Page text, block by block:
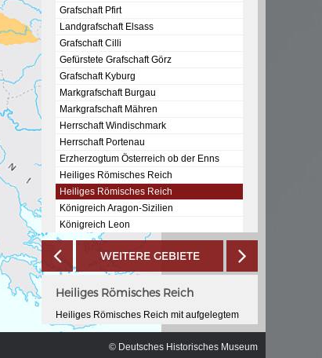
Grafschaft Pfirt
Landgrafschaft Elsass
Grafschaft Cilli
Gefürstete Grafschaft Görz
Grafschaft Kyburg
Markgrafschaft Burgau
Markgrafschaft Mähren
Herrschaft Windischmark
Herrschaft Portenau
Erzherzogtum Österreich ob der Enns
Heiliges Römisches Reich
Heiliges Römisches Reich
Königreich Aragon-Sizilien
Königreich Leon
Königreich Sizilien
Königreich Jerusalem
Königreich Mallorca
Königreich Galicien
Königreich Sardinien
WEITERE GEBIETE
Heiliges Römisches Reich
Heiliges Römisches Reich mit aufgelegtem
habsburgischem Wappen Karls V. Titel an
Karl mit der Wahl zum römischen König
© Deutsches Historisches Museum